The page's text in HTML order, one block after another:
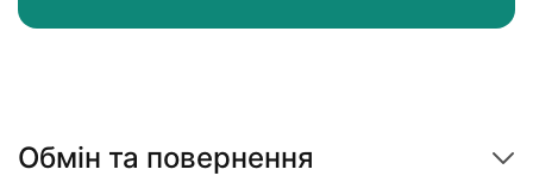
Обмін та повернення